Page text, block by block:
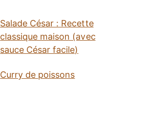
Salade César : Recette
classique maison (avec
sauce César facile)
Curry de poissons